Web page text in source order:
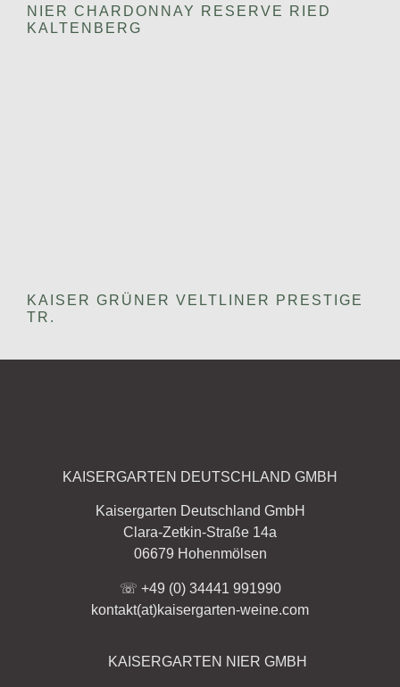
NIER CHARDONNAY RESERVE RIED
KALTENBERG
KAISER GRÜNER VELTLINER PRESTIGE
TR.
KAISERGARTEN DEUTSCHLAND GMBH
Kaisergarten Deutschland GmbH
Clara-Zetkin-Straße 14a
06679 Hohenmölsen
☏ +49 (0) 34441 991990
kontakt(at)kaisergarten-weine.com
KAISERGARTEN NIER GMBH